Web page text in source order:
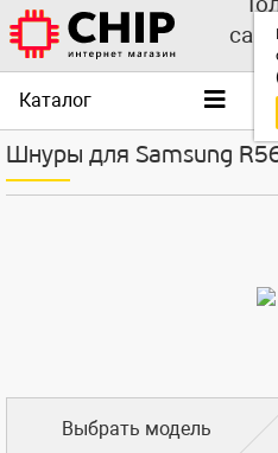
Каталог
Шнуры для Samsung
Выбрать модель